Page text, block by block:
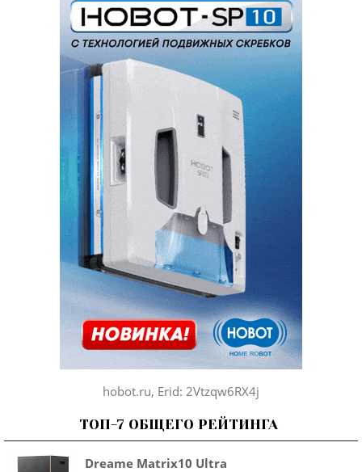
hobot.ru, Erid: 2Vtzqw6RX4j
ТОП-7 ОБЩЕГО РЕЙТИНГА
Dreame Matrix10 Ultra